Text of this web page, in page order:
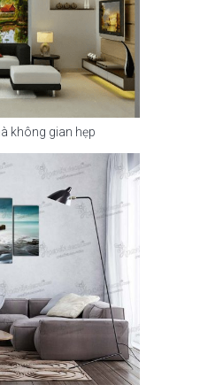
không gian hẹp